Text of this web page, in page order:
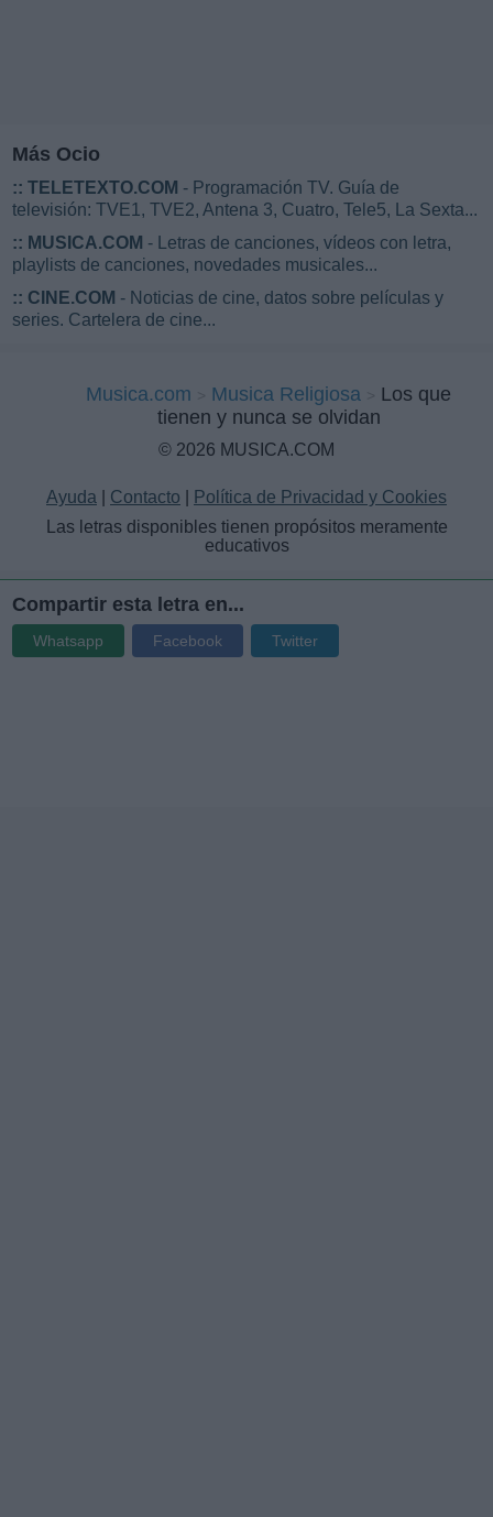
Más Ocio
:: TELETEXTO.COM - Programación TV. Guía de
televisión: TVE1, TVE2, Antena 3, Cuatro, Tele5, La Sexta...
:: MUSICA.COM - Letras de canciones, vídeos con letra,
playlists de canciones, novedades musicales...
:: CINE.COM - Noticias de cine, datos sobre películas y
series. Cartelera de cine...
Musica.com Musica Religiosa
Los que
tienen y nunca se olvidan
© 2026 MUSICA.COM
Ayuda Contacto
Política de Privacidad y Cookies
Las letras disponibles tienen propósitos meramente
educativos
Compartir esta letra en...
Whatsapp Facebook Twitter